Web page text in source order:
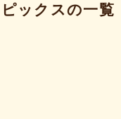
ックスの一覧